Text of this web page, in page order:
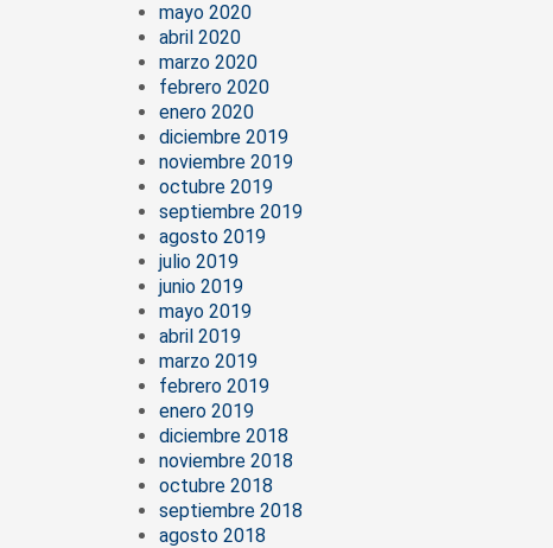
mayo 2020
abril 2020
marzo 2020
febrero 2020
enero 2020
diciembre 2019
noviembre 2019
octubre 2019
septiembre 2019
agosto 2019
julio 2019
junio 2019
mayo 2019
abril 2019
marzo 2019
febrero 2019
enero 2019
diciembre 2018
noviembre 2018
octubre 2018
septiembre 2018
agosto 2018